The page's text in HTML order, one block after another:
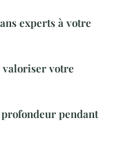
experts à votre
valoriser votre
pendant